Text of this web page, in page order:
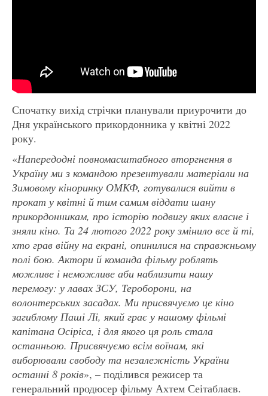
Спочатку вихід стрічки планували приурочити до
Дня українського прикордонника у квітні 2022
року.
«Напередодні повномасштабного вторгнення в
Україну ми з командою презентували матеріали на
Зимовому кіноринку ОМКФ, готувалися вийти в
прокат у квітні й тим самим віддати шану
прикордонникам, про історію подвигу яких власне і
зняли кіно. Та 24 лютого 2022 року змінило все й ті,
хто грав війну на екрані, опинилися на справжньому
полі бою. Актори й команда фільму роблять
можливе і неможливе аби наблизити нашу
перемогу: у лавах ЗСУ, Тероборони, на
волонтерських засадах. Ми присвячуємо це кіно
загиблому Паші Лі, який грає у нашому фільмі
капітана Осіріса, і для якого ця роль стала
останньою. Присвячуємо всім воїнам, які
виборювали свободу та незалежність України
останні 8 років», – поділився режисер та
генеральний продюсер фільму Ахтем Сеітаблаєв.